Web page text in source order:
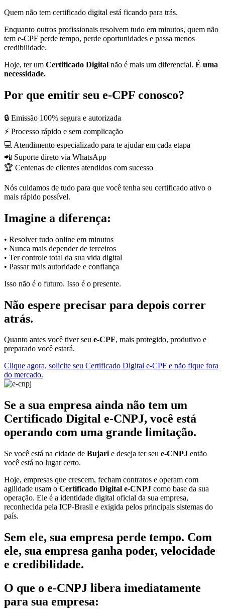
Quem não tem certificado digital está ficando para trás.
Enquanto outros profissionais resolvem tudo em minutos, quem não
tem e-CPF perde tempo, perde oportunidades e passa menos
credibilidade.
Hoje, ter um Certificado Digital não é mais um diferencial. É uma
necessidade.
Por que emitir seu e-CPF conosco?
🔒 Emissão 100% segura e autorizada
⚡ Processo rápido e sem complicação
💻 Atendimento especializado para te ajudar em cada etapa
📲 Suporte direto via WhatsApp
🏆 Centenas de clientes atendidos com sucesso
Nós cuidamos de tudo para que você tenha seu certificado ativo o
mais rápido possível.
Imagine a diferença:
• Resolver tudo online em minutos
• Nunca mais depender de terceiros
• Ter controle total da sua vida digital
• Passar mais autoridade e confiança
Isso não é o futuro. Isso é o presente.
Não espere precisar para depois correr
atrás.
Quanto antes você tiver seu e-CPF, mais protegido, produtivo e
preparado você estará.
Clique agora, solicite seu Certificado Digital e-CPF e não fique fora
do mercado.
Se a sua empresa ainda não tem um
Certificado Digital e-CNPJ, você está
operando com uma grande limitação.
Se você está na cidade de Bujari e deseja ter seu e-CNPJ então
você está no lugar certo.
Hoje, empresas que crescem, fecham contratos e operam com
agilidade usam o Certificado Digital e-CNPJ como base da sua
operação. Ele é a identidade digital oficial da sua empresa,
reconhecida pela ICP-Brasil e exigida pelos principais sistemas do
país.
Sem ele, sua empresa perde tempo. Com
ele, sua empresa ganha poder, velocidade
e credibilidade.
O que o e-CNPJ libera imediatamente
para sua empresa: